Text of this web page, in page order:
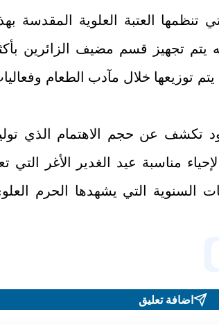
تنظمها العتبة العلوية المقدسة
يتم تجهيز قسم مضيف الزائرين
يتم توزيعها خلال مآدب الطعام
تكشف عن حجم الاهتمام الذي
مناسبة عيد الغدير الأغر التي
السنوية التي يشهدها الحرم
اضافة تعليق